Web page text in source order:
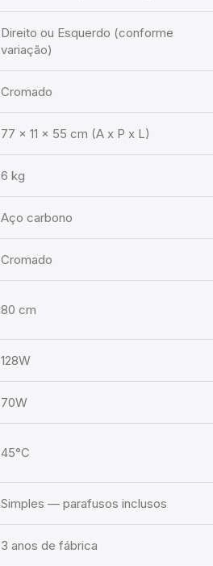
Direito ou Esquerdo (conforme
variação)
Cromado
77 x 11 x 55 cm (A x P x L)
6 kg
Aço carbono
Cromado
80 cm
128W
70W
45°C
Simples — parafusos inclusos
3 anos de fábrica